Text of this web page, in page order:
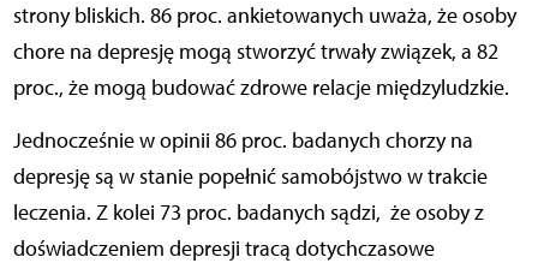
strony bliskich. 86 proc. ankietowanych uważa, że osoby
chore na depresję mogą stworzyć trwały związek, a 82
proc., że mogą budować zdrowe relacje międzyludzkie.
Jednocześnie w opinii 86 proc. badanych chorzy na
depresję są w stanie popełnić samobójstwo w trakcie
leczenia. Z kolei 73 proc. badanych sądzi, że osoby z
doświadczeniem depresji tracą dotychczasowe